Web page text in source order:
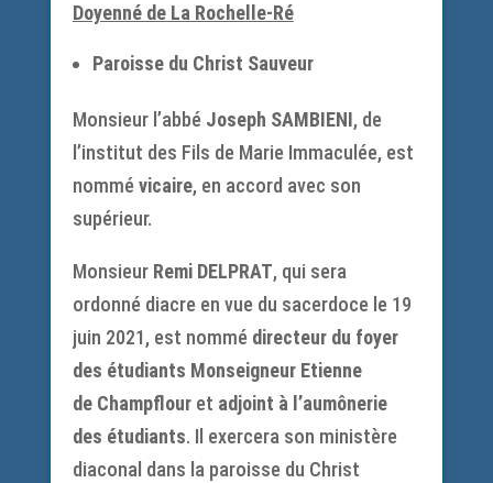
Doyenné de La Rochelle-Ré
Paroisse du Christ Sauveur
Monsieur l’abbé Joseph SAMBIENI, de
l’institut des Fils de Marie Immaculée, est
nommé vicaire, en accord avec son
supérieur.
Monsieur Remi DELPRAT, qui sera
ordonné diacre en vue du sacerdoce le 19
juin 2021, est nommé directeur du foyer
des étudiants Monseigneur Etienne
de Champflouret adjoint à l’aumônerie
des étudiants. Il exercera son ministère
diaconal dans la paroisse du Christ